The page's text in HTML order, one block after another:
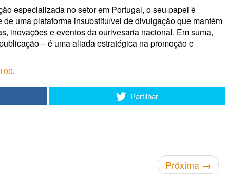
especializada no setor em Portugal, o seu papel é
uma plataforma insubstituível de divulgação que mantém
inovações e eventos da ourivesaria nacional. Em suma,
– é uma aliada estratégica na promoção e
.
Partilhar
Próxima →